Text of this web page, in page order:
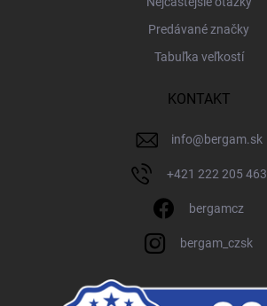
Predávané značky
Tabuľka veľkostí
KONTAKT
info@bergam.sk
+421 222 205 463
bergamcz
bergam_czsk